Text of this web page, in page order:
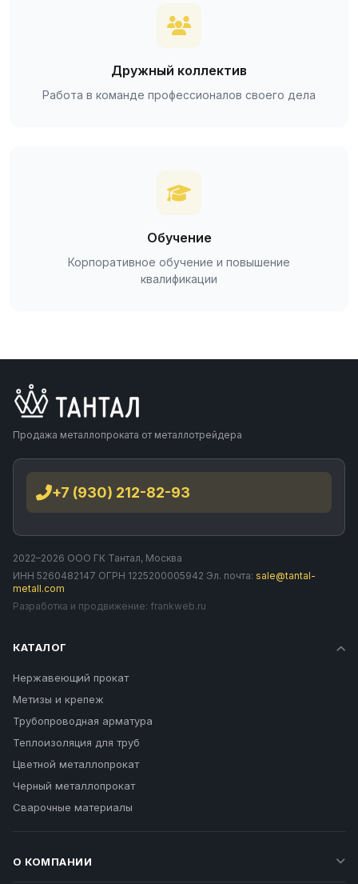
Дружный коллектив
Работа в команде профессионалов своего дела
Обучение
Корпоративное обучение и повышение
квалификации
Продажа металлопроката от металлотрейдера
+7 (930) 212-82-93
2022–2026 ООО ГК Тантал, Москва
ИНН 5260482147 ОГРН 1225200005942 Эл. почта: sale@tantal-
metall.com
Разработка и продвижение: frankweb.ru
КАТАЛОГ
Нержавеющий прокат
Метизы и крепеж
Трубопроводная арматура
Теплоизоляция для труб
Цветной металлопрокат
Черный металлопрокат
Сварочные материалы
О КОМПАНИИ